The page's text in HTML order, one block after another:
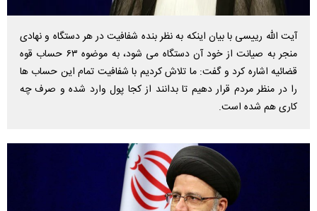
آیت الله رییسی با بیان اینکه به نظر بنده شفافیت در هر دستگاه و نهادی
منجر به صیانت از خود آن دستگاه می شود، به موضوه ۶۳ حساب قوه
قضائیه اشاره کرد و گفت: ما تلاش کردیم با شفافیت تمام این حساب ها
را در منظر مردم قرار دهیم تا بدانند از کجا پول وارد شده و صرف چه
کاری هم شده است.